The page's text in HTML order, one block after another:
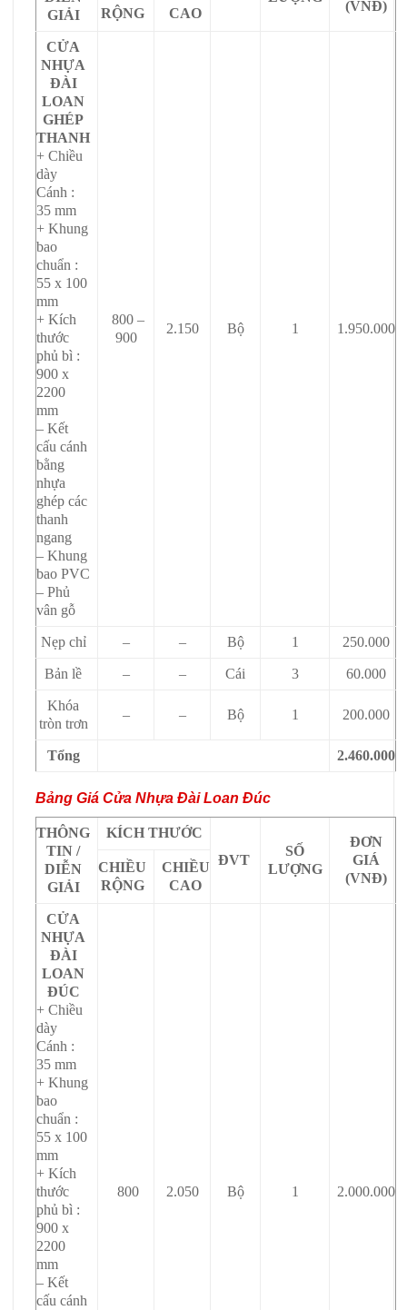
GIẢI
(VNĐ)
RỘNG
CAO
CỬA
NHỰA
ĐÀI
LOAN
GHÉP
THANH
+ Chiều
dày
Cánh :
35 mm
+ Khung
bao
chuẩn :
55 x 100
mm
+ Kích
thước
phủ bì :
900 x
2200
mm
– Kết
cấu cánh
bằng
nhựa
ghép các
thanh
ngang
– Khung
bao PVC
– Phủ
vân gỗ
800 –
900
2.150 Bộ 1 1.950.000
Nẹp chỉ – – Bộ 1 250.000
Bản lề – – Cái 3 60.000
Khóa
tròn trơn
– – Bộ 1 200.000
Tổng 2.460.000
Bảng Giá Cửa Nhựa Đài Loan Đúc
THÔNG
TIN /
DIỄN
GIẢI
KÍCH THƯỚC
ĐVT
SỐ
LƯỢNG
ĐƠN
GIÁ
(VNĐ)
CHIỀU
RỘNG
CHIỀU
CAO
CỬA
NHỰA
ĐÀI
LOAN
ĐÚC
+ Chiều
dày
Cánh :
35 mm
+ Khung
bao
chuẩn :
55 x 100
mm
+ Kích
thước
phủ bì :
900 x
2200
mm
– Kết
cấu cánh
800 2.050 Bộ 1 2.000.000